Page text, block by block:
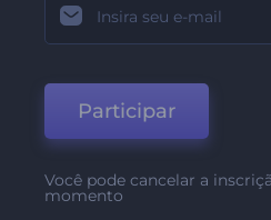
Participar
Você pode cancelar a
momento